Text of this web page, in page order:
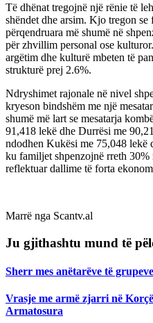
Të dhënat tregojnë një rënie të
shëndet dhe arsim. Kjo tregon
përqendruara më shumë në
për zhvillim personal ose
argëtim dhe kulturë mbeten të
strukturë prej 2.6%.
Ndryshimet rajonale në nivel
kryeson bindshëm me një
shumë më lart se mesatarja
91,418 lekë dhe Durrësi me
ndodhen Kukësi me 75,048 lekë
ku familjet shpenzojnë rreth
reflektuar dallime të forta
Marrë nga Scantv.al
Ju gjithashtu mund të
Sherr mes anëtarëve të
Vrasje me armë zjarri në
Armatosura